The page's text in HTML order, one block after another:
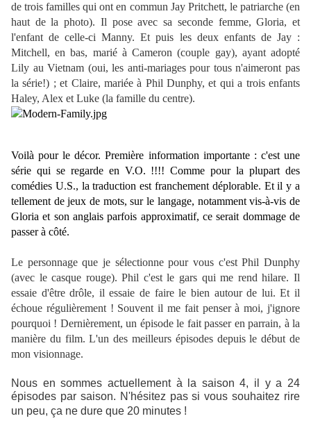
de trois familles qui ont en commun Jay Pritchett, le patriarche (en
haut de la photo). Il pose avec sa seconde femme, Gloria, et
l'enfant de celle-ci Manny. Et puis les deux enfants de Jay :
Mitchell, en bas, marié à Cameron (couple gay), ayant adopté
Lily au Vietnam (oui, les anti-mariages pour tous n'aimeront pas
la série!) ; et Claire, mariée à Phil Dunphy, et qui a trois enfants
Haley, Alex et Luke (la famille du centre).
Voilà pour le décor. Première information importante : c'est une
série qui se regarde en V.O. !!!! Comme pour la plupart des
comédies U.S., la traduction est franchement déplorable. Et il y a
tellement de jeux de mots, sur le langage, notamment vis-à-vis de
Gloria et son anglais parfois approximatif, ce serait dommage de
passer à côté.
Le personnage que je sélectionne pour vous c'est Phil Dunphy
(avec le casque rouge). Phil c'est le gars qui me rend hilare. Il
essaie d'être drôle, il essaie de faire le bien autour de lui. Et il
échoue régulièrement ! Souvent il me fait penser à moi, j'ignore
pourquoi ! Dernièrement, un épisode le fait passer en parrain, à la
manière du film. L'un des meilleurs épisodes depuis le début de
mon visionnage.
Nous en sommes actuellement à la saison 4, il y a 24
épisodes par saison. N'hésitez pas si vous souhaitez rire
un peu, ça ne dure que 20 minutes !